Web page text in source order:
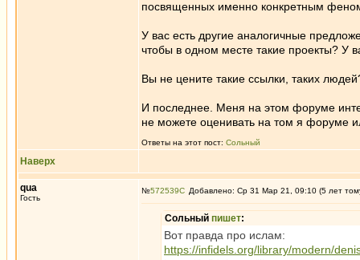
посвященных именно конкретным
У вас есть другие аналогичные
чтобы в одном месте такие проекты? У
Вы не цените такие ссылки, таких
И последнее. Меня на этом форуме
не можете оценивать на том я форуме
Ответы на этот пост: Сольный
Наверх
qua
Гость
№572539 Добавлено: Ср 31 Мар 21, 09:10 (5 лет
Сольный пишет:
Вот правда про ислам:
https://infidels.org/library/modern/